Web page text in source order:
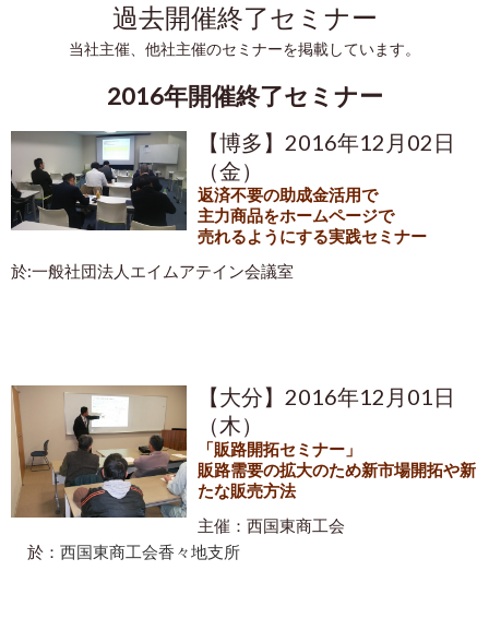
過去開催終了セミナー
当社主催、他社主催のセミナーを掲載しています。
2016年開催終了セミナー
【博多】2016年12月02日
（金）
返済不要の助成金活用で
主力商品をホームページで
売れるようにする実践セミナー
於:一般社団法人エイムアテイン会議室
【大分】2016年12月01日
（木）
「販路開拓セミナー」
販路需要の拡大のため新市場開拓や新
たな販売方法
主催：西国東商工会
於： 西国東商工会香々地支所